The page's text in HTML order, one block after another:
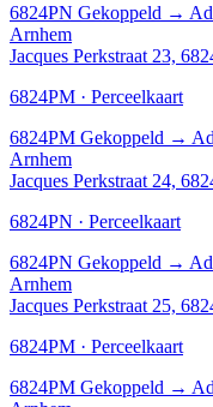
6824PN Gekoppeld →
Arnhem
Jacques Perkstraat 23,
6824PM · Perceelkaart
6824PM Gekoppeld →
Arnhem
Jacques Perkstraat 24,
6824PN · Perceelkaart
6824PN Gekoppeld →
Arnhem
Jacques Perkstraat 25,
6824PM · Perceelkaart
6824PM Gekoppeld →